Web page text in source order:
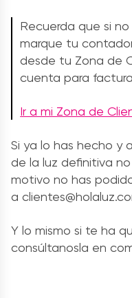
Recuerda que si
marque tu
desde tu Zona de
cuenta para
Ir a mi Zona de
Si ya lo has hecho y
de la luz definitiva
motivo no has
a
Y lo mismo si te ha
consúltanosla en